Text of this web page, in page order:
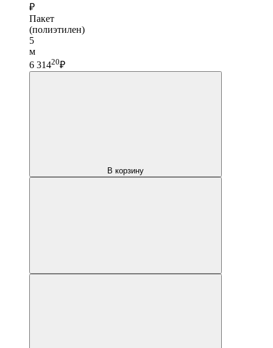
₽
Пакет
(полиэтилен)
5
м
6 31420₽
В корзину